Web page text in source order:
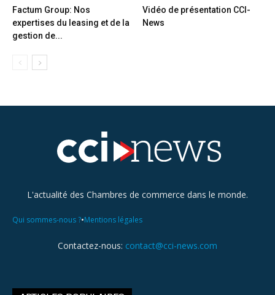
Factum Group: Nos
expertises du leasing et de la
gestion de...
Vidéo de présentation CCI-
News
L'actualité des Chambres de commerce dans le monde.
Qui sommes-nous ?•Mentions légales
Contactez-nous: contact@cci-news.com